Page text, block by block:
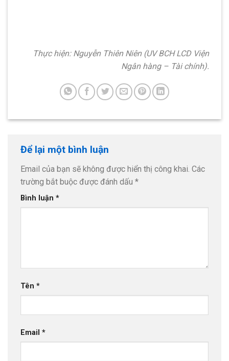
Thực hiện: Nguyễn Thiên Niên (UV BCH LCD Viện
Ngân hàng – Tài chính).
Để lại một bình luận
Email của bạn sẽ không được hiển thị công khai. Các
trường bắt buộc được đánh dấu *
Bình luận *
Tên *
Email *